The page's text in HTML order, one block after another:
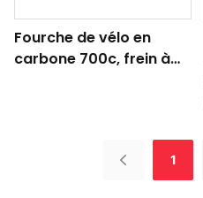
Fourche de vélo en
carbone 700c, frein à
interne, fourche mate
pour vélo de route,
1